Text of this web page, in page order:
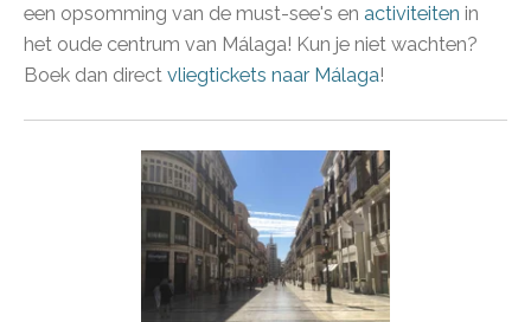
een opsomming van de must-see's en activiteiten in
het oude centrum van Málaga! Kun je niet wachten?
Boek dan direct vliegtickets naar Málaga!